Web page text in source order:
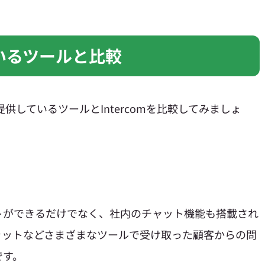
ツールと比較
しているツールとIntercomを比較してみましょ
できるだけでなく、社内のチャット機能も搭載され
トなどさまざまなツールで受け取った顧客からの問
。